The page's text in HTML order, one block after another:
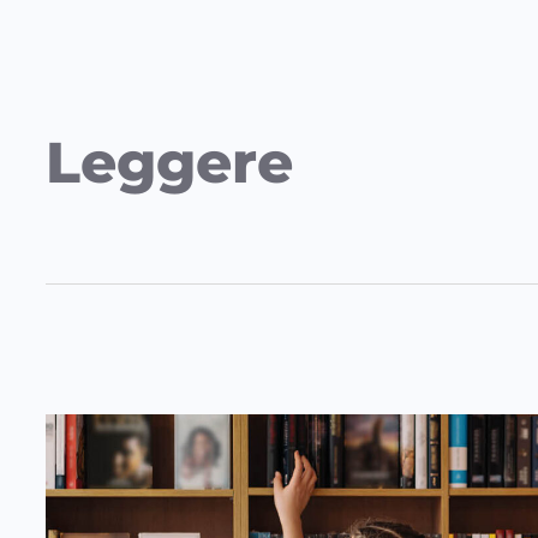
Leggere